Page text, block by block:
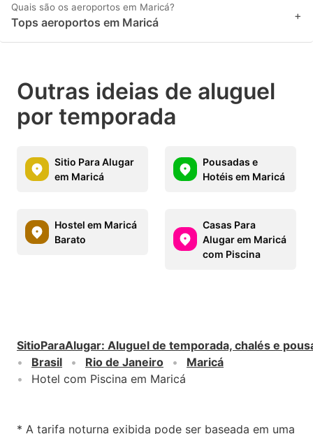
Quais são os aeroportos em Maricá?
Tops aeroportos em Maricá +
Outras ideias de aluguel
por temporada
Sitio Para Alugar
em Maricá
Pousadas e
Hotéis em Maricá
Hostel em Maricá
Barato
Casas Para
Alugar em Maricá
com Piscina
SitioParaAlugar: Aluguel de temporada, chalés e
Brasil
Rio de Janeiro
Maricá
Hotel com Piscina em Maricá
* A tarifa noturna exibida pode ser baseada em uma